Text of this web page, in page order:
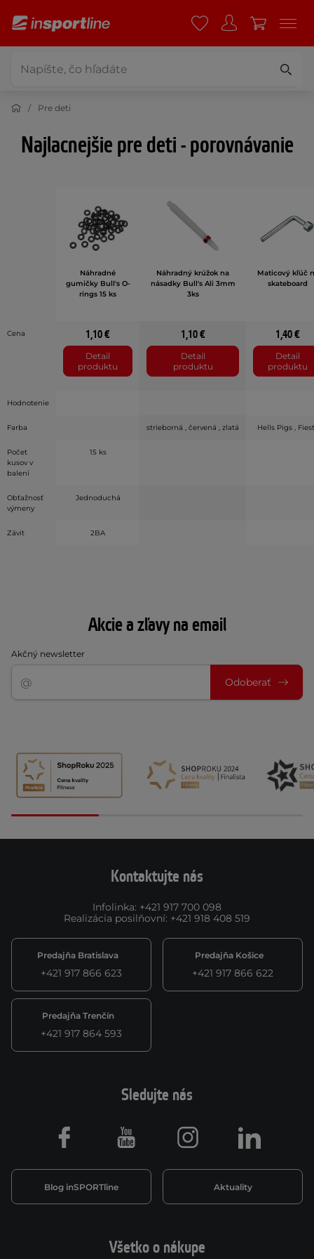
Pre deti
Najlacnejšie pre deti - porovnávanie
Náhradné
gumičky Bull's O-
rings 15 ks
Náhradný krúžok na
násadky Bull's Ali 3mm
3ks
Maticový kľúč
skateboard
Cena 1,10 €
Detail
produktu
1,10 €
Detail
produktu
1,40 €
Detail
produktu
Hodnotenie
Farba strieborná , červená , zlatá Hells Pigs ,
Počet
kusov v
balení
15 ks
Obťažnosť
výmeny
Jednoduchá
Závit 2BA
Akcie a zľavy na email
Akčný newsletter
Odoberať
Kontaktujte nás
Infolinka: +421 917 700 098
Realizácia posilňovní: +421 918 408 519
Predajňa Bratislava
+421 917 866 623
Predajňa Košice
+421 917 866 622
Predajňa Trenčín
+421 917 864 593
Všetko o nákupe
Sledujte nás
Blog inSPORTline Aktuality
Facebook Youtube Instagram LinkedIn